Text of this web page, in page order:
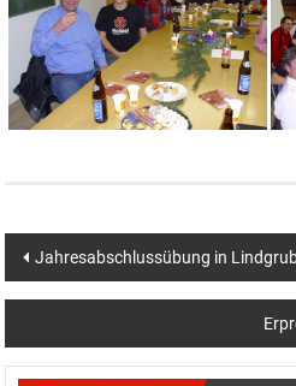
Beitragsnavigation
Jahresabschlussübung in